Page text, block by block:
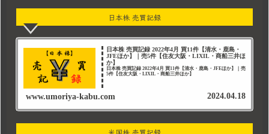
日本株 売買記録
日本株 売買記録 2022年4月 買11件【清水・鹿島・
JFEほか】｜売5件【住友大阪・LIXIL・商船三井ほ
か】
日本株 売買記録 2022年4月 買11件【清水・鹿島・JFEほか】｜売
5件【住友大阪・LIXIL・商船三井ほか】
www.umoriya-kabu.com 2024.04.18
米国株 売買記録